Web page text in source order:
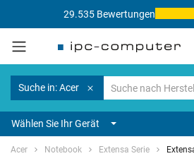
29.535 Bewertungen
Suche in: Acer
Wählen Sie Ihr Gerät
Acer Notebook Extensa Serie